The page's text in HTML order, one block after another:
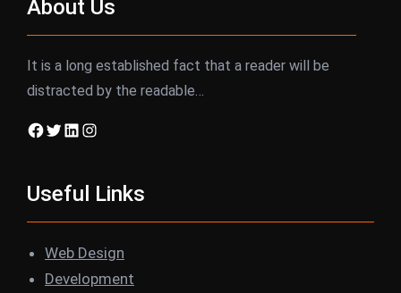
About Us
It is a long established fact that a reader will be
distracted by the readable…
Facebook Twitter LinkedIn Instagram
Useful Links
Web Design
Development